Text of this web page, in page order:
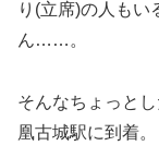
り(立席)の人もい
ん……。
そんなちょっと
凰古城駅に到着。